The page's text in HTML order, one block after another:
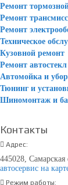
Ремонт
Ремонт
Ремонт
Техническое
Кузовной ремонт
Ремонт автостекл
Автомойка и
Тюнинг и
Шиномонтаж и
Контакты
Адрес:
445028, Самарская
автосервис на
Режим работы: